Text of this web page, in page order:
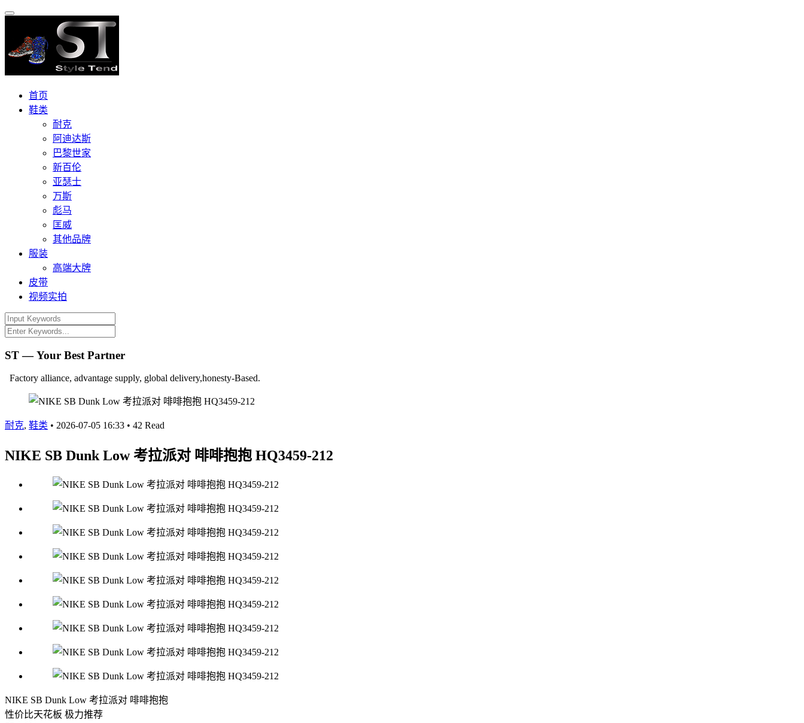
首页
鞋类
耐克
阿迪达斯
巴黎世家
新百伦
亚瑟士
万斯
彪马
匡威
其他品牌
服装
高端大牌
皮带
视频实拍
ST — Your Best Partner
Factory alliance, advantage supply, global delivery,honesty-Based.
耐克, 鞋类 • 2026-07-05 16:33 • 42 Read
NIKE SB Dunk Low 考拉派对 啡啡抱抱 HQ3459-212
NIKE SB Dunk Low 考拉派对 啡啡抱抱
性价比天花板 极力推荐